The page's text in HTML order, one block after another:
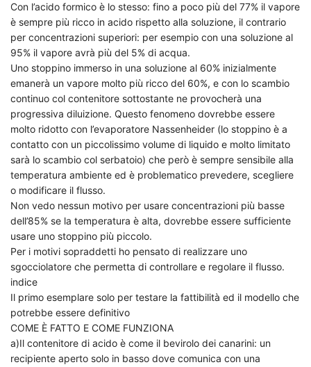
Con l’acido formico è lo stesso: fino a poco più del 77% il vapore
è sempre più ricco in acido rispetto alla soluzione, il contrario
per concentrazioni superiori: per esempio con una soluzione al
95% il vapore avrà più del 5% di acqua.
Uno stoppino immerso in una soluzione al 60% inizialmente
emanerà un vapore molto più ricco del 60%, e con lo scambio
continuo col contenitore sottostante ne provocherà una
progressiva diluizione. Questo fenomeno dovrebbe essere
molto ridotto con l’evaporatore Nassenheider (lo stoppino è a
contatto con un piccolissimo volume di liquido e molto limitato
sarà lo scambio col serbatoio) che però è sempre sensibile alla
temperatura ambiente ed è problematico prevedere, scegliere
o modificare il flusso.
Non vedo nessun motivo per usare concentrazioni più basse
dell’85% se la temperatura è alta, dovrebbe essere sufficiente
usare uno stoppino più piccolo.
Per i motivi sopraddetti ho pensato di realizzare uno
sgocciolatore che permetta di controllare e regolare il flusso.
indice
Il primo esemplare solo per testare la fattibilità ed il modello che
potrebbe essere definitivo
COME È FATTO E COME FUNZIONA
a)Il contenitore di acido è come il bevirolo dei canarini: un
recipiente aperto solo in basso dove comunica con una